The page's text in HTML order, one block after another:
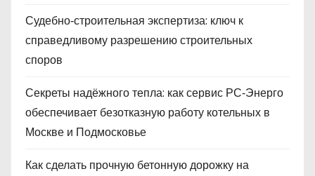
Судебно‑строительная экспертиза: ключ к
справедливому разрешению строительных
споров
Секреты надёжного тепла: как сервис РС‑Энерго
обеспечивает безотказную работу котельных в
Москве и Подмосковье
Как сделать прочную бетонную дорожку на